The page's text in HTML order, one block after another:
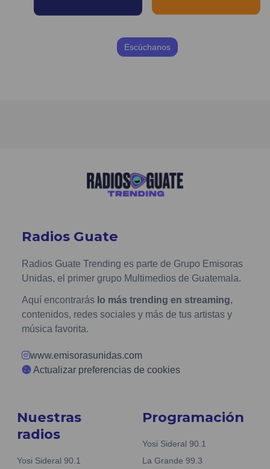
Escúchanos
Radios Guate
Radios Guate Trending es parte de Grupo Emisoras
Unidas, el primer grupo Multimedios de Guatemala.
Aquí encontrarás lo más trending en streaming,
contenidos, redes sociales y más de tus artistas y
música favorita.
www.emisorasunidas.com
Actualizar preferencias de cookies
Nuestras
radios
Yosi Sideral 90.1
Programación
Yosi Sideral 90.1
La Grande 99.3